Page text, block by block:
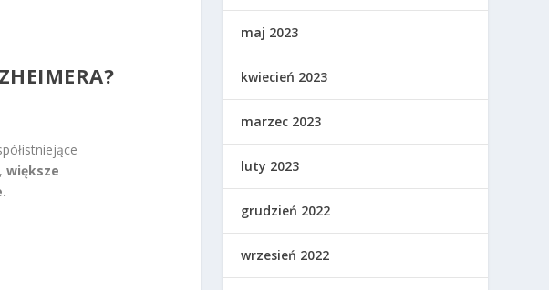
większe
maj 2023
kwiecień 2023
marzec 2023
luty 2023
grudzień 2022
wrzesień 2022